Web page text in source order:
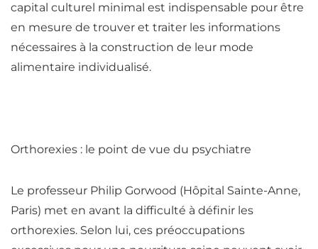
capital culturel minimal est indispensable pour être
en mesure de trouver et traiter les informations
nécessaires à la construction de leur mode
alimentaire individualisé.
Orthorexies : le point de vue du psychiatre
Le professeur Philip Gorwood (Hôpital Sainte-Anne,
Paris) met en avant la difficulté à définir les
orthorexies. Selon lui, ces préoccupations